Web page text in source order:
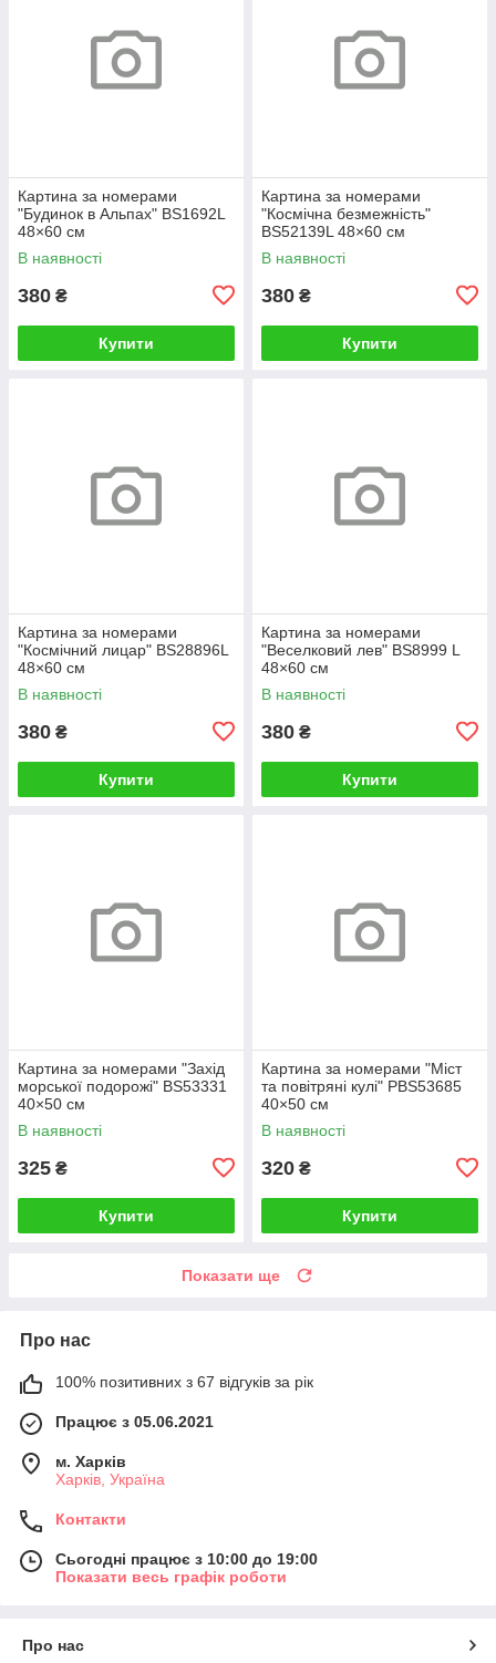
Картина за номерами
"Будинок в Альпах" BS1692L
48×60 см
В наявності
380 ₴
Купити
Картина за номерами
"Космічна безмежність"
BS52139L 48×60 см
В наявності
380 ₴
Купити
Картина за номерами
"Космічний лицар" BS28896L
48×60 см
В наявності
380 ₴
Купити
Картина за номерами
"Веселковий лев" BS8999 L
48×60 см
В наявності
380 ₴
Купити
Картина за номерами "Захід
морської подорожі" BS53331
40×50 см
В наявності
325 ₴
Купити
Картина за номерами "Міст
та повітряні кулі" PBS53685
40×50 см
В наявності
320 ₴
Купити
Показати ще
Про нас
100% позитивних з 67 відгуків за рік
Працює з 05.06.2021
м. Харків
Харків, Україна
Контакти
Сьогодні працює з 10:00 до 19:00
Показати весь графік роботи
Про нас